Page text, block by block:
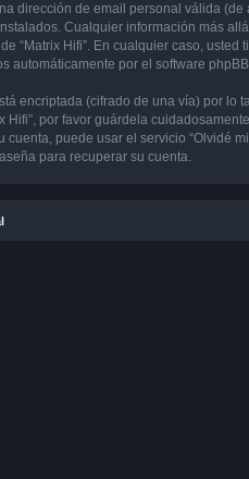
dirección de email personal válida
Cualquier información más
“Matrix Hifi”. En cualquier caso,
automáticamente por el software
encriptada (cifrado de una vía) por lo
Hifi”, por favor guárdela
cuenta, puede usar el servicio “Olvidé
para recuperar su cuenta.